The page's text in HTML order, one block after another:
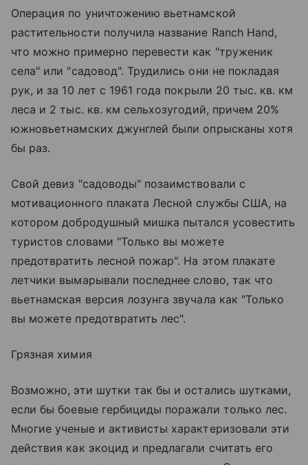
Операция по уничтожению вьетнамской
растительности получила название Ranch Hand,
что можно примерно перевести как "труженик
села" или "садовод". Трудились они не покладая
рук, и за 10 лет с 1961 года покрыли 20 тыс. кв. км
леса и 2 тыс. кв. км сельхозугодий, причем 20%
южновьетнамских джунглей были опрысканы хотя
бы раз.
Свой девиз "садоводы" позаимствовали с
мотивационного плаката Лесной службы США, на
котором добродушный мишка пытался усовестить
туристов словами "Только вы можете
предотвратить лесной пожар". На этом плакате
летчики вымарывали последнее слово, так что
вьетнамская версия лозунга звучала как "Только
вы можете предотвратить лес".
Грязная химия
Возможно, эти шутки так бы и остались шутками,
если бы боевые гербициды поражали только лес.
Многие ученые и активисты характеризовали эти
действия как экоцид и предлагали считать его